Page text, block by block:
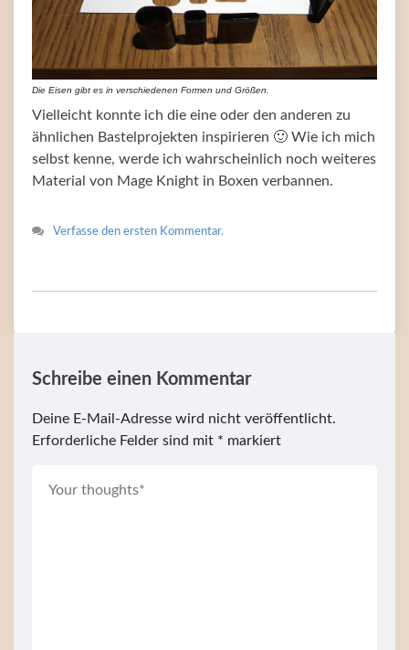
Die Eisen gibt es in verschiedenen Formen und Größen.
Vielleicht konnte ich die eine oder den anderen zu
ähnlichen Bastelprojekten inspirieren 🙂 Wie ich mich
selbst kenne, werde ich wahrscheinlich noch weiteres
Material von Mage Knight in Boxen verbannen.
Verfasse den ersten Kommentar.
Schreibe einen Kommentar
Deine E-Mail-Adresse wird nicht veröffentlicht.
Erforderliche Felder sind mit * markiert